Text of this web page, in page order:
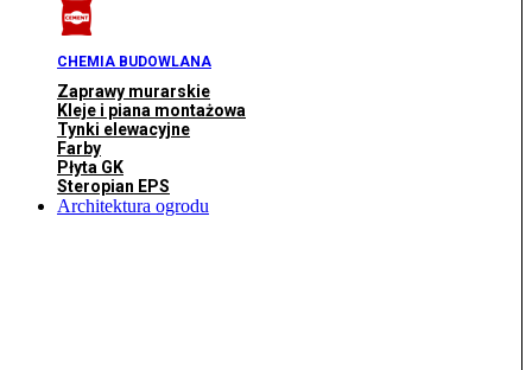
CHEMIA BUDOWLANA
Zaprawy murarskie
Kleje i piana montażowa
Tynki elewacyjne
Farby
Płyta GK
Steropian EPS
Architektura ogrodu